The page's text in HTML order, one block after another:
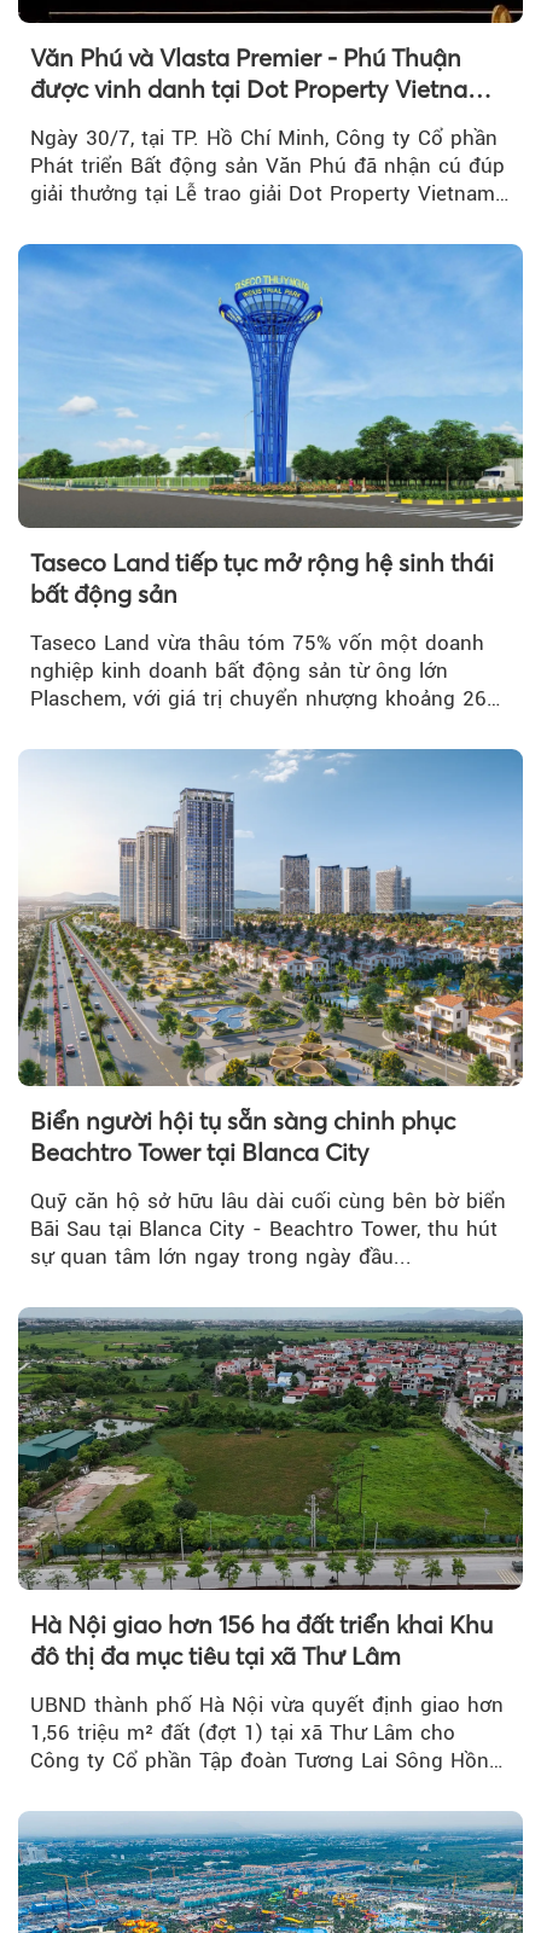
Văn Phú và Vlasta Premier - Phú Thuận
được vinh danh tại Dot Property Vietnam
Real Estate Awards 2026
Ngày 30/7, tại TP. Hồ Chí Minh, Công ty Cổ phần
Phát triển Bất động sản Văn Phú đã nhận cú đúp
giải thưởng tại Lễ trao giải Dot Property Vietnam
Taseco Land tiếp tục mở rộng hệ sinh thái
bất động sản
Taseco Land vừa thâu tóm 75% vốn một doanh
nghiệp kinh doanh bất động sản từ ông lớn
Plaschem, với giá trị chuyển nhượng khoảng 262
Biển người hội tụ sẵn sàng chinh phục
Beachtro Tower tại Blanca City
Quỹ căn hộ sở hữu lâu dài cuối cùng bên bờ biển
Bãi Sau tại Blanca City - Beachtro Tower, thu hút
sự quan tâm lớn ngay trong ngày đầu...
Hà Nội giao hơn 156 ha đất triển khai Khu
đô thị đa mục tiêu tại xã Thư Lâm
UBND thành phố Hà Nội vừa quyết định giao hơn
1,56 triệu m² đất (đợt 1) tại xã Thư Lâm cho
Công ty Cổ phần Tập đoàn Tương Lai Sông Hồng